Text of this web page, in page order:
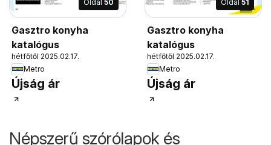
Oldal 50
Gasztro konyha
katalógus
hétfőtől 2025.02.17.
Metro
Újság ár
Oldal 51
Gasztro konyha
katalógus
hétfőtől 2025.02.17.
Metro
Újság ár
Népszerű szórólapok és